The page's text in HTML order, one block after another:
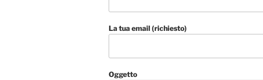
La tua email (richiesto)
Oggetto